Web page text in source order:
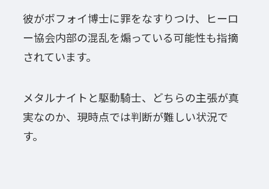
彼がボフォイ博士に罪をなすりつけ、ヒーロ
ー協会内部の混乱を煽っている可能性も指摘
されています。
メタルナイトと駆動騎士、どちらの主張が真
実なのか、現時点では判断が難しい状況で
す。